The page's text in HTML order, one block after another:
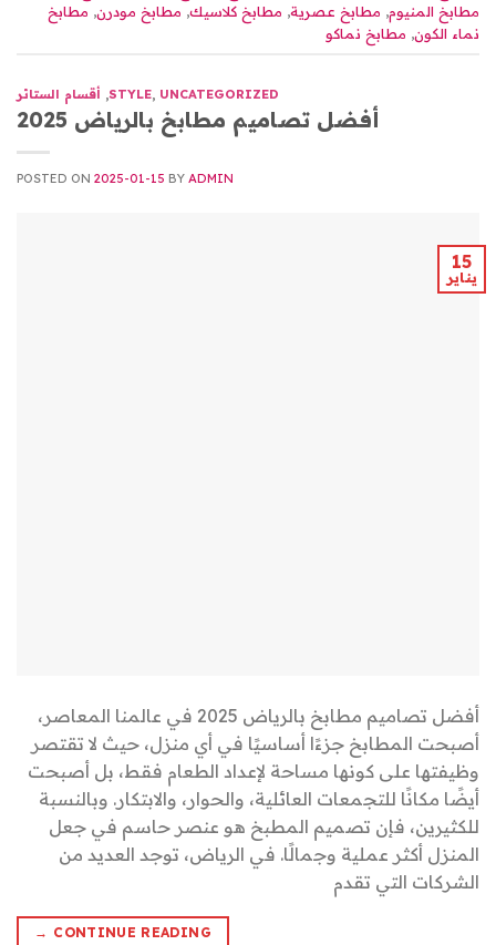
مطابخ المنيوم, مطابخ عصرية, مطابخ كلاسيك, مطابخ مودرن, مطابخ
نماء الكون, مطابخ نماكو
STYLE UNCATEGORIZED أقسام الستائر
أفضل تصاميم مطابخ بالرياض 2025
POSTED ON 2025-01-15 BY ADMIN
15
يناير
أفضل تصاميم مطابخ بالرياض 2025 في عالمنا المعاصر،
أصبحت المطابخ جزءًا أساسيًا في أي منزل، حيث لا تقتصر
وظيفتها على كونها مساحة لإعداد الطعام فقط، بل أصبحت
أيضًا مكانًا للتجمعات العائلية، والحوار، والابتكار. وبالنسبة
للكثيرين، فإن تصميم المطبخ هو عنصر حاسم في جعل
المنزل أكثر عملية وجمالًا. في الرياض، توجد العديد من
الشركات التي تقدم
CONTINUE READING
→